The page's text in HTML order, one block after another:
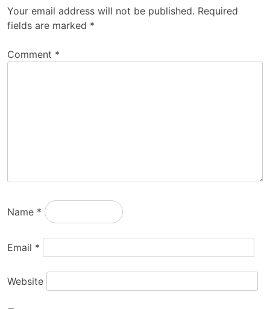
Your email address will not be published. Required
fields are marked *
Comment *
Name *
Email *
Website